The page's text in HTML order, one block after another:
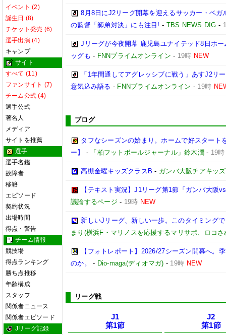
イベント (2)
誕生日 (8)
チケット発売 (6)
選手出演 (4)
キャンプ
サイト
すべて (11)
ファンサイト (7)
チーム公式 (4)
選手公式
著名人
メディア
サイトを推薦
選手
選手名鑑
故障者
移籍
エピソード
契約状況
出場時間
得点・警告
チーム情報
競技場
得点ランキング
勝ち点推移
年齢構成
スタッフ
関係者ニュース
関係者エピソード
Jリーグ記録
8月8日にJ2リーグ開幕を迎えるサッカー・ベ
の監督「師弟対決」にも注目! - TBS NEWS DIG -
Jリーグが今夜開幕 鹿児島ユナイテッド8日ホ
ッグも - FNNプライムオンライン - 19時 NEW
「1年間通してアグレッシブに戦う」あすJ2リ
意気込み語る - FNNプライムオンライン - 19時
ブログ
タフなシーズンの始まり。ホームで好スター
ー】
- 「柏フットボールジャーナル」鈴木潤 - 19時
高槻金曜キッズクラスB - ガンバ大阪チアキッ
【テキスト実況】J1リーグ第1節「ガンバ大阪
議論するページ - 19時 NEW
新しいJリーグ、新しい一歩。このタイミング
まり(横浜F・マリノスを応援するマリサポ、ロコ
【フォトレポート】2026/27シーズン開幕へ。
のか。
- Dio-maga(ディオマガ) - 19時 NEW
リーグ戦
J1
第1節
J2
第1節